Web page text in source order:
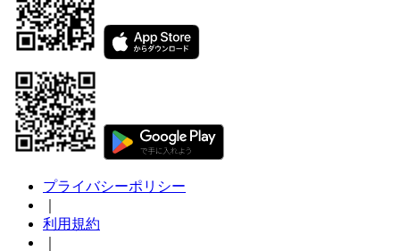
プライバシーポリシー
利用規約